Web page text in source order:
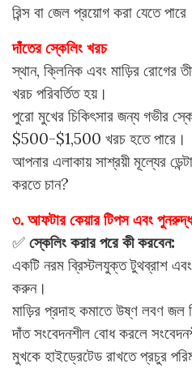
রিন্স বা জেল প্রয়োগ করা যেতে
দাঁতের স্কেলিং খরচ
স্থান, ক্লিনিক এবং মাড়ির রোগের
খরচ পরিবর্তিত হয়।
পুরো মুখের চিকিৎসার জন্য গভীর
$500-$1,500 খরচ হতে পারে।
আপনার এলাকায় সাশ্রয়ী মূল্যের
করতে চান?
৩. আফটার কেয়ার টিপস এবং
✅ স্কেলিং করার পরে কী করবেন:
একটি নরম ব্রিস্টলযুক্ত টুথব্রাশ
করুন।
মাড়ির প্রদাহ কমাতে উষ্ণ লবণ জল
দাঁত সংবেদনশীল বোধ করলে
মুখকে হাইড্রেটেড রাখতে প্রচুর